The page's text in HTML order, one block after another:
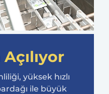
yüksek hızlı
ile büyük